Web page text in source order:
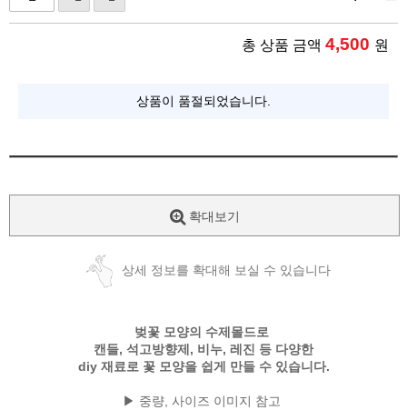
총 상품 금액 4,500 원
상품이 품절되었습니다.
확대보기
상세 정보를 확대해 보실 수 있습니다
벚꽃 모양의 수제몰드로
캔들, 석고방향제, 비누, 레진 등 다양한
diy 재료로 꽃 모양을 쉽게 만들 수 있습니다.
▶ 중량, 사이즈 이미지 참고